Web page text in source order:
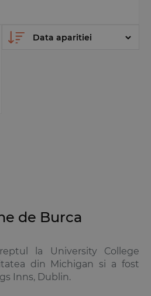
de Burca
la University College
din Michigan si a fost
Inns, Dublin.